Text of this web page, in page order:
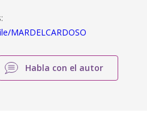
MARDELCARDOSO
Habla con el autor